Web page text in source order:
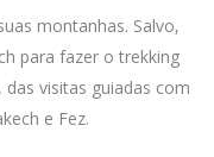
montanhas. Salvo,
para fazer o trekking
das visitas guiadas com
e Fez.